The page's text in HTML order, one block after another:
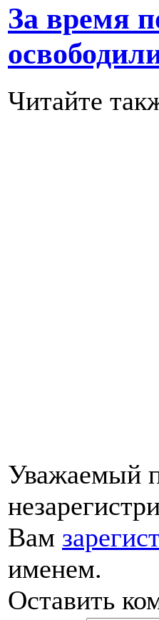
За время
Читайте
Уважаемый
Вам
именем.
Оставить